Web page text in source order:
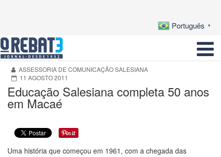
Português ▼
ASSESSORIA DE COMUNICAÇÃO SALESIANA
11 AGOSTO 2011
Educação Salesiana completa 50 anos
em Macaé
Uma história que começou em 1961, com a chegada das